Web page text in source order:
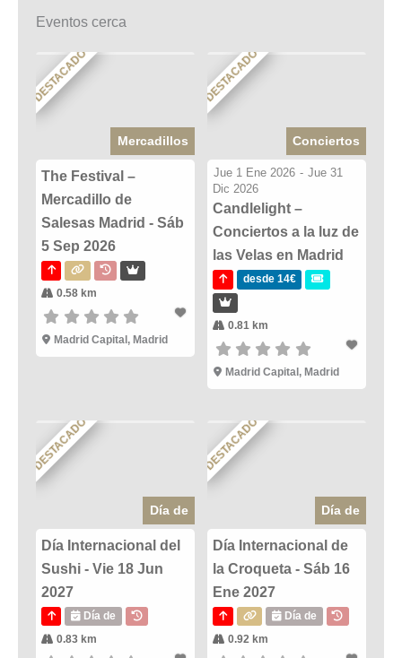
Eventos cerca
DESTACADO
Mercadillos
The Festival –
Mercadillo de
Salesas Madrid - Sáb
5 Sep 2026
0.58 km
Madrid Capital, Madrid
DESTACADO
Conciertos
Jue 1 Ene 2026 - Jue 31
Dic 2026
Candlelight –
Conciertos a la luz de
las Velas en Madrid
desde 14€
0.81 km
Madrid Capital, Madrid
DESTACADO
Día de
Día Internacional del
Sushi - Vie 18 Jun
2027
Día de
0.83 km
DESTACADO
Día de
Día Internacional de
la Croqueta - Sáb 16
Ene 2027
Día de
0.92 km